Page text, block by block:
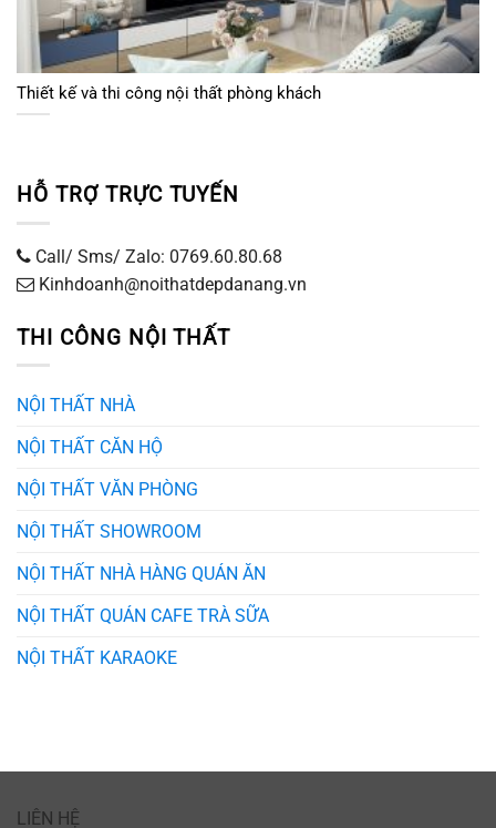
Thiết kế và thi công nội thất phòng khách
HỖ TRỢ TRỰC TUYẾN
Call/ Sms/ Zalo: 0769.60.80.68
Kinhdoanh@noithatdepdanang.vn
THI CÔNG NỘI THẤT
NỘI THẤT NHÀ
NỘI THẤT CĂN HỘ
NỘI THẤT VĂN PHÒNG
NỘI THẤT SHOWROOM
NỘI THẤT NHÀ HÀNG QUÁN ĂN
NỘI THẤT QUÁN CAFE TRÀ SỮA
NỘI THẤT KARAOKE
LIÊN HỆ